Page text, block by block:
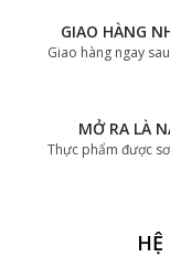
GIAO HÀNG
Giao hàng ngay
MỞ RA LÀ
Thực phẩm được